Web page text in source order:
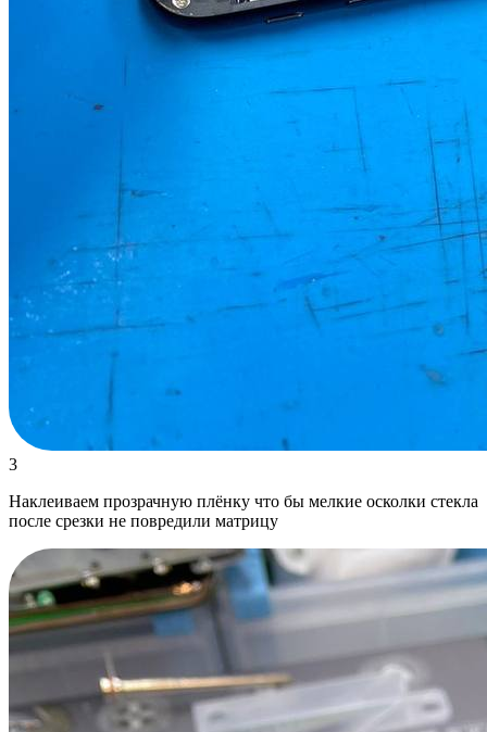
3
Наклеиваем прозрачную плёнку что бы мелкие осколки стекла
после срезки не повредили матрицу